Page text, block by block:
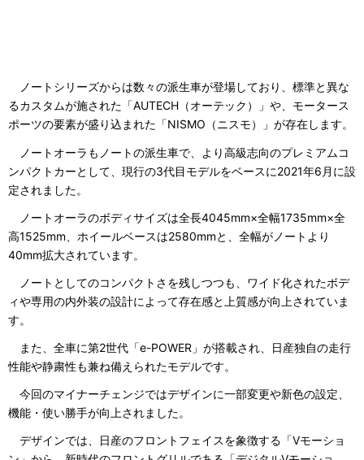
ノートシリーズからは数々の派生車が登場しており、標準と異な
るカスタムが施された「AUTECH（オーテック）」や、モータース
ポーツの要素が盛り込まれた「NISMO（ニスモ）」が存在します。
ノートオーラもノートの派生車で、より高級志向のプレミアムコ
ンパクトカーとして、現行の3代目モデルをベースに2021年6月に設
定されました。
ノートオーラのボディサイズは全長4045mm×全幅1735mm×全
高1525mm、ホイールベースは2580mmと、全幅がノートより
40mm拡大されています。
ノートとしてのコンパクトさを残しつつも、ワイド化されたボデ
ィや専用の内外装の設計によって存在感と上質感が向上されていま
す。
また、全車に第2世代「e-POWER」が搭載され、日産独自の走行
性能や静粛性も兼ね備えられたモデルです。
今回のマイナーチェンジではデザインに一部変更や新色の設定、
機能・使い勝手が向上されました。
デザインでは、日産のフロントフェイスを象徴する「Vモーショ